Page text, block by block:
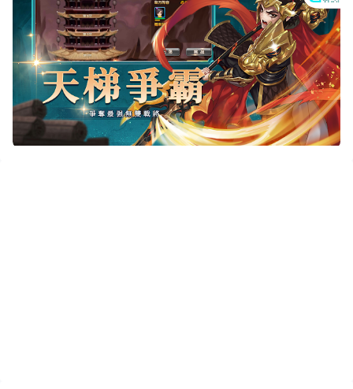
下載無敵將軍Online並在PC上運行。享受PC端的大螢幕
和高畫質畫質吧!
匯聚百位三國名將，由您親自調遣。創新戰術動作玩法，突
破傳統卡牌定式，透過走位、集火、打斷等微操技巧制敵，
同時施展武將技、合擊技，於戰場上感受無雙快感！
遊戲特色介紹：